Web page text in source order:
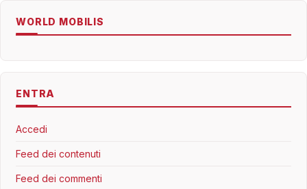
WORLD MOBILIS
ENTRA
Accedi
Feed dei contenuti
Feed dei commenti